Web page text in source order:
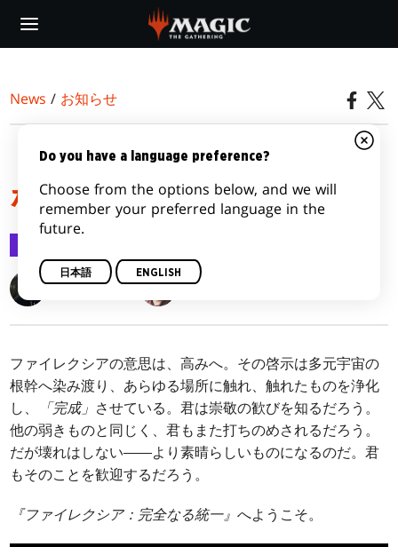
main
News / お知らせ
『ファイレクシア：完全
なる統一』への第一歩
Clayton Kroh Adam Styborski
ファイレクシアの意思は、高みへ。その啓示は多元宇宙の
根幹へ染み渡り、あらゆる場所に触れ、触れたものを浄化
し、
「完成」 させている。君は崇敬の歓びを知るだろう。
他の弱きものと同じく、君もまた打ちのめされるだろう。
だが壊れはしない――より素晴らしいものになるのだ。君
もそのことを歓迎するだろう。
『ファイレクシア：完全なる統一』へようこそ。
Do you have a language preference?
Choose from the options below, and we will
remember your preferred language in the
future.
日本語 ENGLISH